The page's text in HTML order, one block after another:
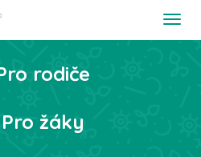
T
Hledatrodiče
Pro žáky